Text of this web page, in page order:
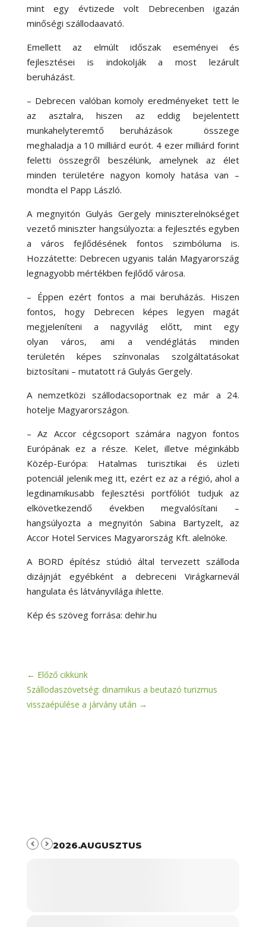
mint egy évtizede volt Debrecenben igazán
minőségi szállodaavató.
Emellett az elmúlt időszak eseményei és
fejlesztései is indokolják a most lezárult
beruházást.
– Debrecen valóban komoly eredményeket tett le
az asztalra, hiszen az eddig bejelentett
munkahelyteremtő beruházások összege
meghaladja a 10 milliárd eurót. 4 ezer milliárd forint
feletti összegről beszélünk, amelynek az élet
minden területére nagyon komoly hatása van –
mondta el Papp László.
A megnyitón Gulyás Gergely miniszterelnökséget
vezető miniszter hangsúlyozta: a fejlesztés egyben
a város fejlődésének fontos szimbóluma is.
Hozzátette: Debrecen ugyanis talán Magyarország
legnagyobb mértékben fejlődő városa.
– Éppen ezért fontos a mai beruházás. Hiszen
fontos, hogy Debrecen képes legyen magát
megjeleníteni a nagyvilág előtt, mint egy
olyan város, ami a vendéglátás minden
területén képes színvonalas szolgáltatásokat
biztosítani – mutatott rá Gulyás Gergely.
A nemzetközi szállodacsoportnak ez már a 24.
hotelje Magyarországon.
– Az Accor cégcsoport számára nagyon fontos
Európának ez a része. Kelet, illetve méginkább
Közép-Európa: Hatalmas turisztikai és üzleti
potenciál jelenik meg itt, ezért ez az a régió, ahol a
legdinamikusabb fejlesztési portfóliót tudjuk az
elkövetkezendő években megvalósítani –
hangsúlyozta a megnyitón Sabina Bartyzelt, az
Accor Hotel Services Magyarország Kft. alelnöke.
A BORD építész stúdió által tervezett szálloda
dizájnját egyébként a debreceni Virágkarnevál
hangulata és látványvilága ihlette.
Kép és szöveg forrása: dehir.hu
← Előző cikkünk
Szállodaszövetség: dinamikus a beutazó turizmus
visszaépülése a járvány után →
2026.AUGUSZTUS